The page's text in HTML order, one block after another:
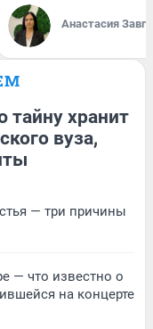
Анастасия
тайну хранит
вуза,
— три причины
— что известно о
на концерте